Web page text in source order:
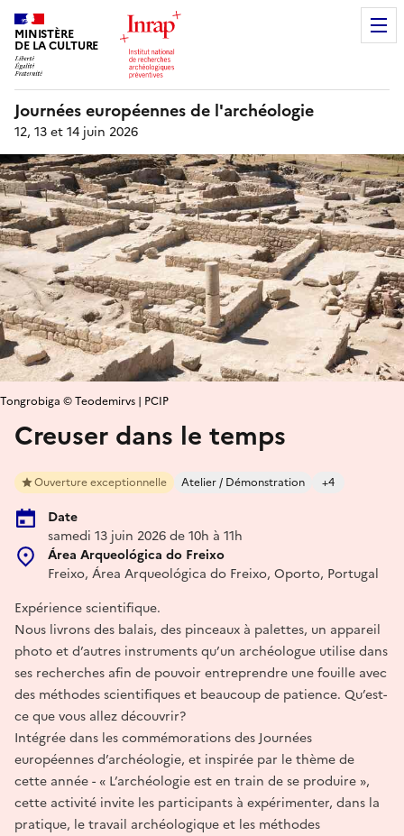
MINISTÈRE
DE LA CULTURE
Journées européennes de l'archéologie
12, 13 et 14 juin 2026
Creuser dans le temps
Ouverture exceptionnelle Atelier / Démonstration +4
Date
samedi 13 juin 2026 de 10h à 11h
Área Arqueológica do Freixo
Freixo, Área Arqueológica do Freixo, Oporto, Portugal
Tongrobiga © Teodemirvs | PCIP
Expérience scientifique.
Nous livrons des balais, des pinceaux à palettes, un appareil
photo et d’autres instruments qu’un archéologue utilise dans
ses recherches afin de pouvoir entreprendre une fouille avec
des méthodes scientifiques et beaucoup de patience. Qu’est-
ce que vous allez découvrir?
Intégrée dans les commémorations des Journées
européennes d’archéologie, et inspirée par le thème de
cette année - « L’archéologie est en train de se produire »,
cette activité invite les participants à expérimenter, dans la
pratique, le travail archéologique et les méthodes